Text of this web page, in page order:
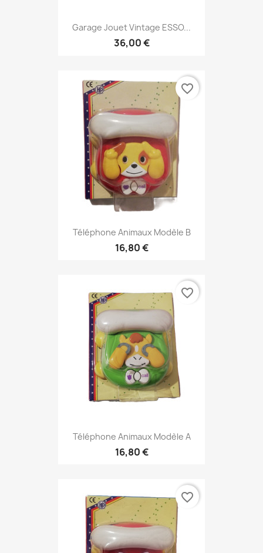
Garage Jouet Vintage ESSO...
36,00 €
Téléphone Animaux Modèle B
16,80 €
favorite_border
Téléphone Animaux Modèle A
16,80 €
favorite_border
favorite_border